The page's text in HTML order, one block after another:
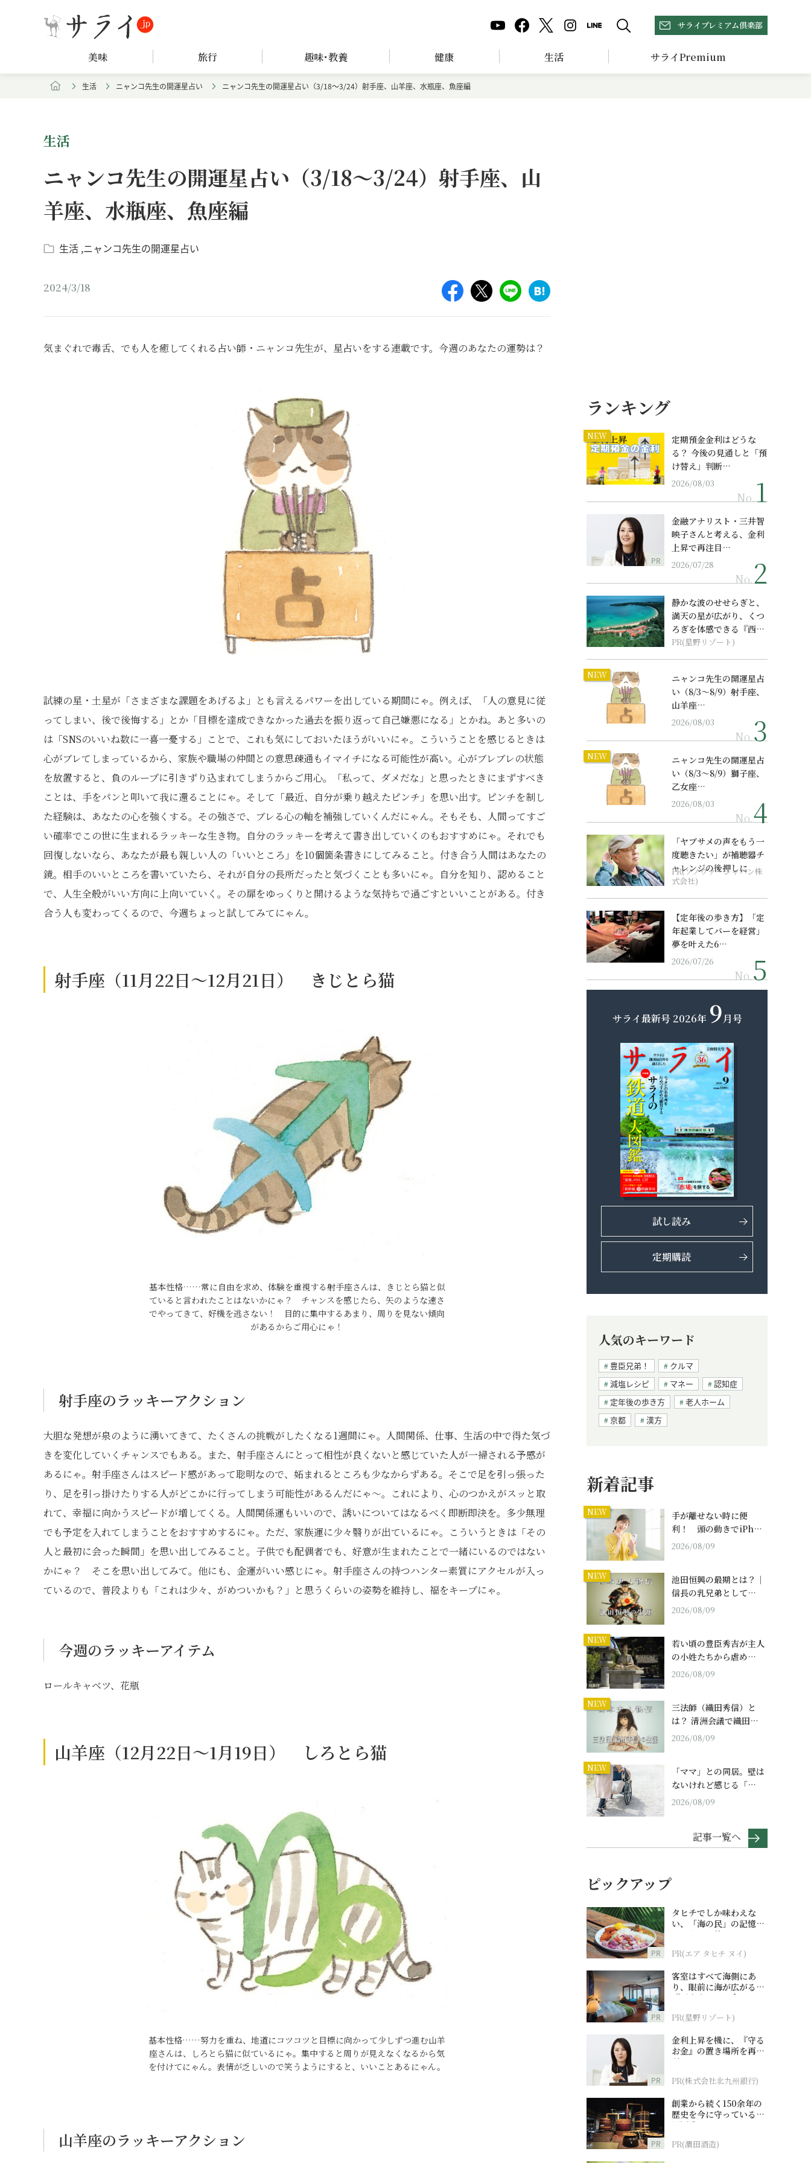
サライプレミアム倶楽部
美味 旅行 趣味･教養 健康 生活 サライPremium
生活 ニャンコ先生の開運星占い ニャンコ先生の開運星占い（3/18～3/24）射手座、山羊座、水瓶座、魚座編
生活
ニャンコ先生の開運星占い（3/18～3/24）射手座、山
羊座、水瓶座、魚座編
生活 ニャンコ先生の開運星占い
2024/3/18
気まぐれで毒舌、でも人を癒してくれる占い師・ニャンコ先生が、星占いをする連載です。今週のあなたの運勢は？
試練の星・土星が「さまざまな課題をあげるよ」とも言えるパワーを出している期間にゃ。例えば、「人の意見に従
ってしまい、後で後悔する」とか「目標を達成できなかった過去を振り返って自己嫌悪になる」とかね。あと多いの
は「SNSのいいね数に一喜一憂する」ことで、これも気にしておいたほうがいいにゃ。こういうことを感じるときは
心がブレてしまっているから、家族や職場の仲間との意思疎通もイマイチになる可能性が高い。心がブレブレの状態
を放置すると、負のループに引きずり込まれてしまうからご用心。「私って、ダメだな」と思ったときにまずすべき
ことは、手をパンと叩いて我に還ることにゃ。そして「最近、自分が乗り越えたピンチ」を思い出す。ピンチを制し
た経験は、あなたの心を強くする。その強さで、ブレる心の軸を補強していくんだにゃん。そもそも、人間ってすご
い確率でこの世に生まれるラッキーな生き物。自分のラッキーを考えて書き出していくのもおすすめにゃ。それでも
回復しないなら、あなたが最も親しい人の「いいところ」を10個箇条書きにしてみること。付き合う人間はあなたの
鏡。相手のいいところを書いていたら、それが自分の長所だったと気づくことも多いにゃ。自分を知り、認めること
で、人生全般がいい方向に上向いていく。その扉をゆっくりと開けるような気持ちで過ごすといいことがある。付き
合う人も変わってくるので、今週ちょっと試してみてにゃん。
射手座（11月22日～12月21日） きじとら猫
基本性格……常に自由を求め、体験を重視する射手座さんは、きじとら猫と似
ていると言われたことはないかにゃ？ チャンスを感じたら、矢のような速さ
でやってきて、好機を逃さない！ 目的に集中するあまり、周りを見ない傾向
があるからご用心にゃ！
射手座のラッキーアクション
大胆な発想が泉のように湧いてきて、たくさんの挑戦がしたくなる1週間にゃ。人間関係、仕事、生活の中で得た気づ
きを変化していくチャンスでもある。また、射手座さんにとって相性が良くないと感じていた人が一掃される予感が
あるにゃ。射手座さんはスピード感があって聡明なので、妬まれるところも少なからずある。そこで足を引っ張った
り、足を引っ掛けたりする人がどこかに行ってしまう可能性があるんだにゃ〜。これにより、心のつかえがスッと取
れて、幸福に向かうスピードが増してくる。人間関係運もいいので、誘いについてはなるべく即断即決を。多少無理
でも予定を入れてしまうことをおすすめするにゃ。ただ、家族運に少々翳りが出ているにゃ。こういうときは「その
人と最初に会った瞬間」を思い出してみること。子供でも配偶者でも、好意が生まれたことで一緒にいるのではない
かにゃ？ そこを思い出してみて。他にも、金運がいい感じにゃ。射手座さんの持つハンター素質にアクセルが入っ
ているので、普段よりも「これは少々、がめついかも？」と思うくらいの姿勢を維持し、福をキープにゃ。
今週のラッキーアイテム
ロールキャベツ、花瓶
山羊座（12月22日～1月19日） しろとら猫
基本性格……努力を重ね、地道にコツコツと目標に向かって少しずつ進む山羊
座さんは、しろとら猫に似ているにゃ。集中すると周りが見えなくなるから気
を付けてにゃん。表情が乏しいので笑うようにすると、いいことあるにゃん。
山羊座のラッキーアクション
ランキング
NEW
定期預金金利はどうな
る？ 今後の見通しと「預
け替え」判断…
2026/08/03
No.
PR
金融アナリスト・三井智
映子さんと考える、金利
上昇で再注目…
2026/07/28
No.
静かな波のせせらぎと、
満天の星が広がり、くつ
ろぎを体感できる『西表
島ホテル by...
PR(星野リゾート)
NEW
ニャンコ先生の開運星占
い（8/3～8/9）射手座、
山羊座…
2026/08/03
No.
NEW
ニャンコ先生の開運星占
い（8/3～8/9）獅子座、
乙女座…
2026/08/03
No.
「ヤブサメの声をもう一
度聴きたい」が補聴器チ
ャレンジの後押しに
PR(ソノヴァ・ジャパン株
式会社)
【定年後の歩き方】「定
年起業してバーを経営」
夢を叶えた6…
2026/07/26
No.
サライ最新号 2026年 9月号
試し読み
定期購読
人気のキーワード
豊臣兄弟！
クルマ
減塩レシピ
マネー
認知症
定年後の歩き方
老人ホーム
京都
漢方
新着記事
NEW
手が離せない時に便
利！ 頭の動きでiPh…
2026/08/09
NEW
池田恒興の最期とは？｜
信長の乳兄弟として…
2026/08/09
NEW
若い頃の豊臣秀吉が主人
の小姓たちから虐め…
2026/08/09
NEW
三法師（織田秀信）と
は？ 清洲会議で織田…
2026/08/09
NEW
「ママ」との同居。壁は
ないけれど感じる「…
2026/08/09
記事一覧へ
ピックアップ
PR
タヒチでしか味わえな
い、「海の民」の記憶へ
とつながる旅
PR(エア タヒチ ヌイ)
PR
客室はすべて海側にあ
り、眼前に海が広がる
『西表島ホテル by 星野
PR(星野リゾート)
PR
金利上昇を機に、『守る
お金』の置き場所を再検
討
PR(株式会社北九州銀行)
PR
創業から続く150余年の
歴史を今に守っている濵
田酒造
PR(濵田酒造)